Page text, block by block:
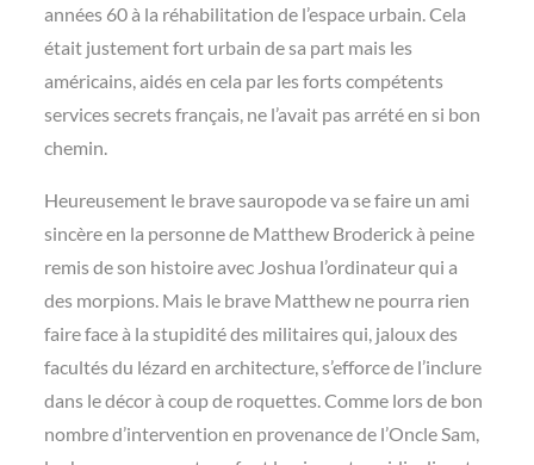
années 60 à la réhabilitation de l’espace urbain. Cela
était justement fort urbain de sa part mais les
américains, aidés en cela par les forts compétents
services secrets français, ne l’avait pas arrété en si bon
chemin.
Heureusement le brave sauropode va se faire un ami
sincère en la personne de Matthew Broderick à peine
remis de son histoire avec Joshua l’ordinateur qui a
des morpions. Mais le brave Matthew ne pourra rien
faire face à la stupidité des militaires qui, jaloux des
facultés du lézard en architecture, s’efforce de l’inclure
dans le décor à coup de roquettes. Comme lors de bon
nombre d’intervention en provenance de l’Oncle Sam,